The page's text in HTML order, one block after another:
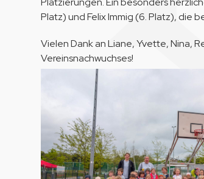
Platz) und Felix Immig (6. Platz), die
Vielen Dank an Liane, Yvette, Nina,
Vereinsnachwuchses!